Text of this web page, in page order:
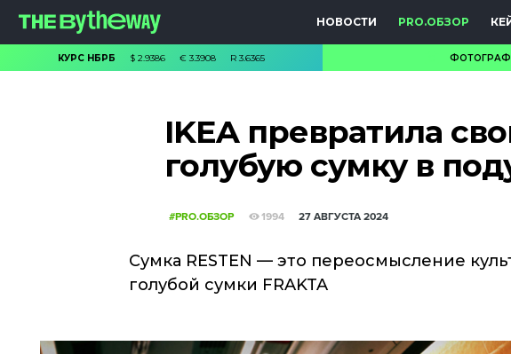
НОВОСТИ PRO.ОБЗОР
КУРС НБРБ $2.9386 € 3.3908 R3.6365
IKEA превратила
голубую сумку в
#PRO.ОБЗОР 1994 27 АВГУСТА 2024
Сумка RESTEN — это переосмысление
голубой сумки FRAKTA